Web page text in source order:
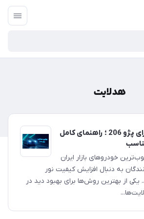
هدلایت
بهترین هدلایت برای پژو 206 ؛ راهنمای کامل
محبوب‌ترین خودروهای بازار ایران
به دنبال افزایش کیفیت نور
از بهترین روش‌ها برای بهبود دید در